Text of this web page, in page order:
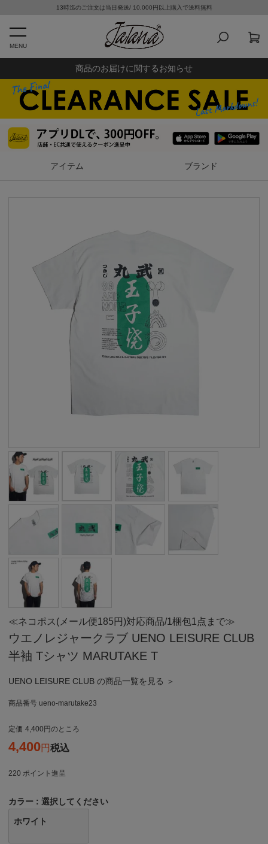
13時迄のご注文は当日発送/ 10,000円以上購入で送料無料
MENU
商品のお届けに関するお知らせ
アイテム ブランド
≪ネコポス(メール便185円)対応商品/1梱包1点まで≫
ウエノレジャークラブ UENO LEISURE CLUB
半袖 Tシャツ MARUTAKE T
UENO LEISURE CLUB の商品一覧を見る ＞
商品番号 ueno-marutake23
定価 4,400 のところ
4,400 税込
220 ポイント進呈
カラー 選択してください
ホワイト